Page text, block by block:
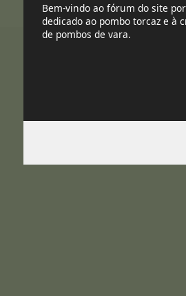
Bem-vindo ao fórum do site
dedicado ao pombo torcaz e à
de pombos de vara.